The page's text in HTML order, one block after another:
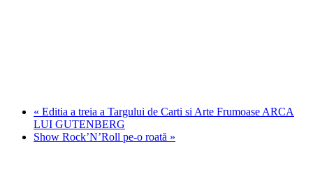
« Editia a treia a Targului de Carti si Arte Frumoase ARCA
LUI GUTENBERG
Show Rock’N’Roll pe-o roată »